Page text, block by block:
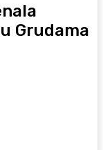
Grudama